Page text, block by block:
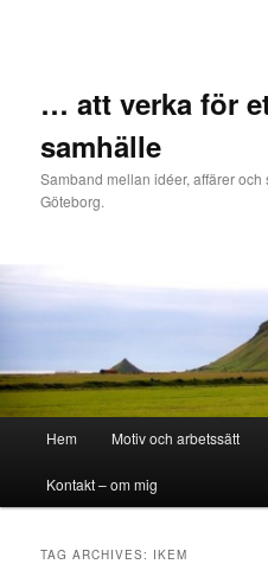
… att verka för
samhälle
Samband mellan idéer, affärer
Göteborg.
Skip to primary content
Skip to secondary content
Hem Motiv och arbetssätt
Kontakt – om mig
TAG ARCHIVES: IKEM